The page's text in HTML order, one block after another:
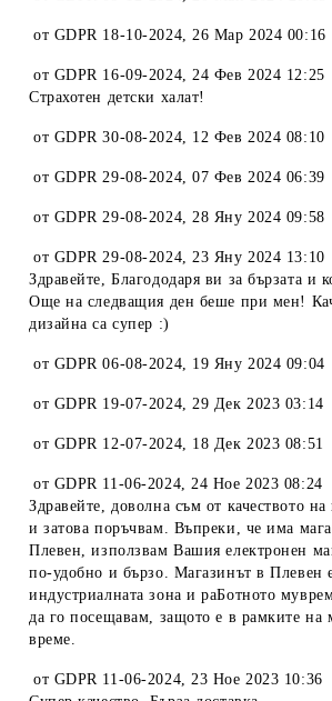
от GDPR 18-10-2024,26 Мар 2024 00:16
от GDPR 16-09-2024,24 Фев 2024 12:25
Страхотен детски халат!
от GDPR 30-08-2024, 12 Фев 2024 08:10
от GDPR 29-08-2024,07 Фев 2024 06:39
от GDPR 29-08-2024,28 Яну 2024 09:58
от GDPR 29-08-2024,23 Яну 2024 13:10
Здравейте, Благододаря ви за бързата и
Още на следващия ден беше при мен!
дизайна са супер :)
от GDPR 06-08-2024, 19 Яну 2024 09:04
от GDPR 19-07-2024,29 Дек 2023 03:14
от GDPR 12-07-2024, 18 Дек 2023 08:51
от GDPR 11-06-2024,24 Ное 2023 08:24
Здравейте, доволна съм от качеството
и затова поръчвам. Въпреки, че има
Плевен, използвам Вашия електронен
по-удобно и бързо. Магазинът в Плевен
индустриалната зона и раБотното
да го посещавам, защото е в рамките на
време.
от GDPR 11-06-2024,23 Ное 2023 10:36